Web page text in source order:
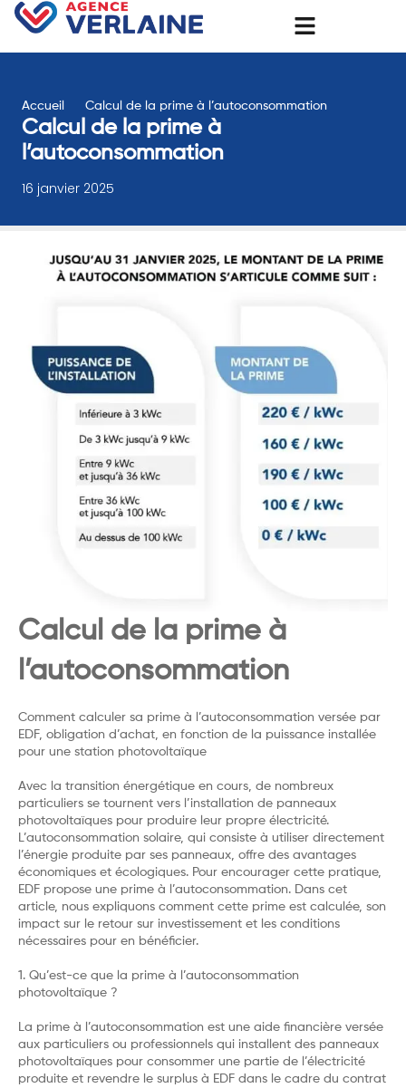
Accueil Calcul de la prime à l’autoconsommation
Calcul de la prime à
l’autoconsommation
16 janvier 2025
Calcul de la prime à
l’autoconsommation
Comment calculer sa prime à l’autoconsommation versée par
EDF, obligation d’achat, en fonction de la puissance installée
pour une station photovoltaïque
Avec la transition énergétique en cours, de nombreux
particuliers se tournent vers l’installation de panneaux
photovoltaïques pour produire leur propre électricité.
L’autoconsommation solaire, qui consiste à utiliser directement
l’énergie produite par ses panneaux, offre des avantages
économiques et écologiques. Pour encourager cette pratique,
EDF propose une prime à l’autoconsommation. Dans cet
article, nous expliquons comment cette prime est calculée, son
impact sur le retour sur investissement et les conditions
nécessaires pour en bénéficier.
1. Qu’est-ce que la prime à l’autoconsommation
photovoltaïque ?
La prime à l’autoconsommation est une aide financière versée
aux particuliers ou professionnels qui installent des panneaux
photovoltaïques pour consommer une partie de l’électricité
produite et revendre le surplus à EDF dans le cadre du contrat